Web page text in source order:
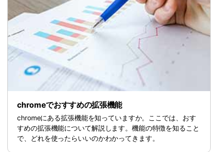
chromeでおすすめの拡張機能
chromeにある拡張機能を知っていますか。ここでは、おす
すめの拡張機能について解説します。機能の特徴を知ること
で、どれを使ったらいいのかわかってきます。